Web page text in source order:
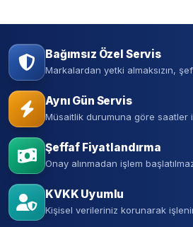
Bağımsız Özel Servis
Markalardan yetki almaksızın,
Aynı Gün Servis
Müsaitlik durumuna göre saatler
Şeffaf Fiyatlandırma
Onay alınmadan işlem
KVKK Uyumlu
Kişisel verileriniz korunarak